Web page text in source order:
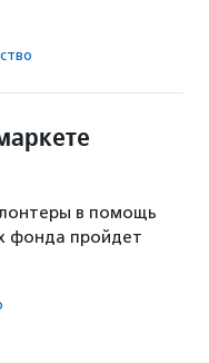
в помощь
фонда пройдет